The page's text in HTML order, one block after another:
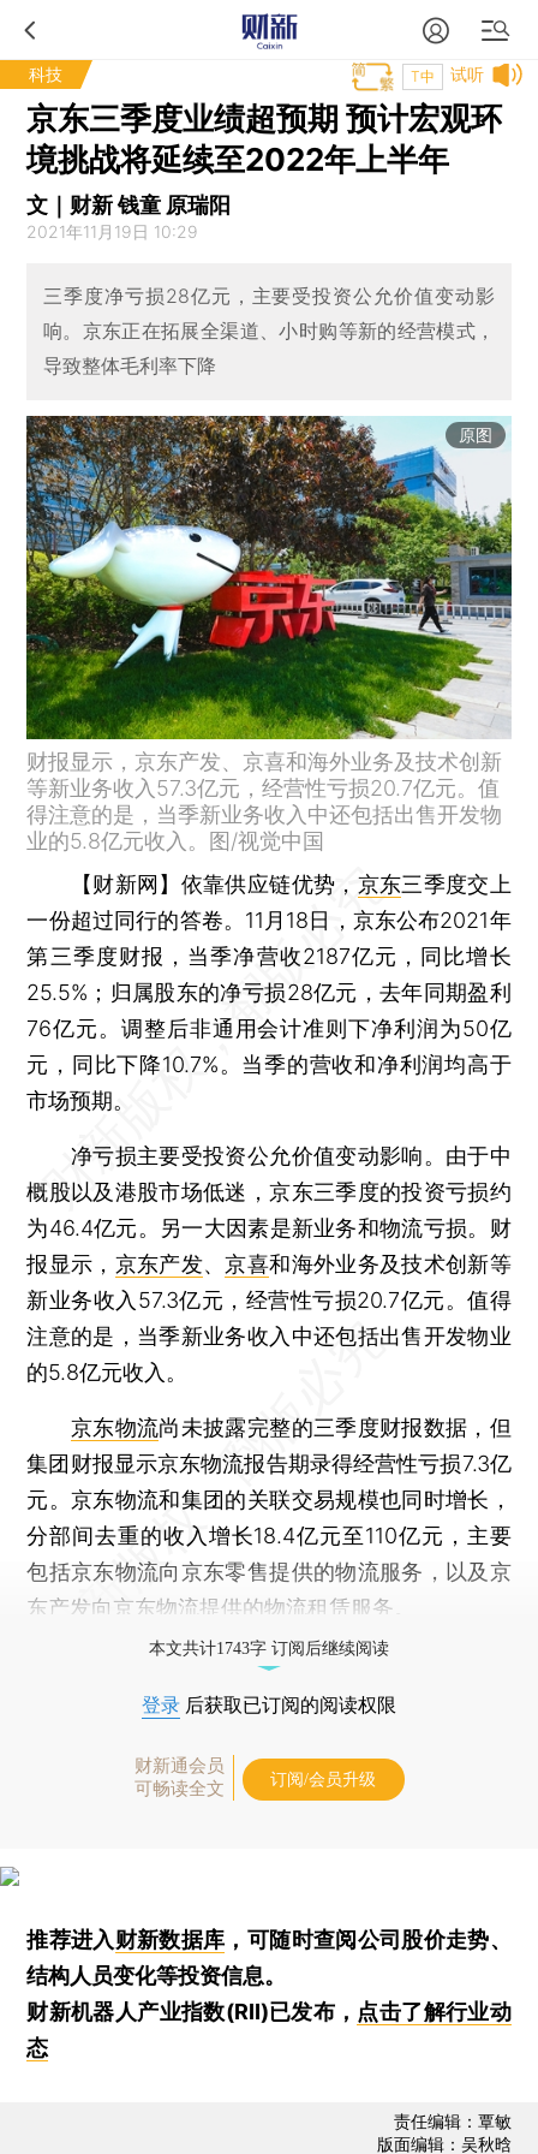
科技 试听
T中
京东三季度业绩超预期 预计宏观环
境挑战将延续至2022年上半年
文｜财新 钱童 原瑞阳
2021年11月19日 10:29
三季度净亏损28亿元，主要受投资公允价值变动影
响。京东正在拓展全渠道、小时购等新的经营模式，
导致整体毛利率下降
原图
财报显示，京东产发、京喜和海外业务及技术创新
等新业务收入57.3亿元，经营性亏损20.7亿元。值
得注意的是，当季新业务收入中还包括出售开发物
业的5.8亿元收入。图/视觉中国
【财新网】 依靠供应链优势， 京东三季度交上
一份超过同行的答卷。11月18日，京东公布2021年
第三季度财报，当季净营收2187亿元，同比增长
25.5%；归属股东的净亏损28亿元，去年同期盈利
76亿元。调整后非通用会计准则下净利润为50亿
元，同比下降10.7%。当季的营收和净利润均高于
市场预期。
净亏损主要受投资公允价值变动影响。由于中
概股以及港股市场低迷，京东三季度的投资亏损约
为46.4亿元。另一大因素是新业务和物流亏损。财
报显示， 京东产发、京喜和海外业务及技术创新等
新业务收入57.3亿元，经营性亏损20.7亿元。值得
注意的是，当季新业务收入中还包括出售开发物业
的5.8亿元收入。
京东物流尚未披露完整的三季度财报数据，但
集团财报显示京东物流报告期录得经营性亏损7.3亿
元。京东物流和集团的关联交易规模也同时增长，
分部间去重的收入增长18.4亿元至110亿元，主要
包括京东物流向京东零售提供的物流服务，以及京
东产发向京东物流提供的物流租赁服务。
本文共计1743字 订阅后继续阅读
登录 后获取已订阅的阅读权限
财新通会员
可畅读全文
订阅/会员升级
推荐进入财新数据库 ，可随时查阅公司股价走势、
结构人员变化等投资信息。
财新机器人产业指数(RII)已发布， 点击了解行业动
态
责任编辑：覃敏
版面编辑：吴秋晗